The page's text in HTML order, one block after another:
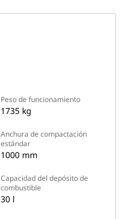
Peso de funcionamiento
1735 kg
Anchura de compactación
estándar
1000 mm
Capacidad del depósito de
combustible
30 l